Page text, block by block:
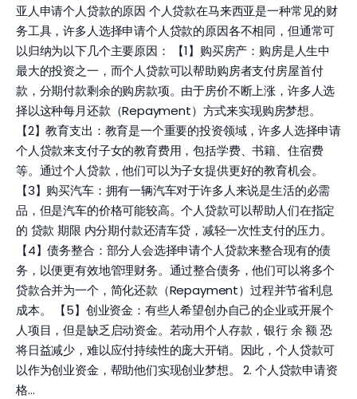
亚人申请个人贷款的原因 个人贷款在马来西亚是一种常见的财
务工具，许多人选择申请个人贷款的原因各不相同，但通常可
以归纳为以下几个主要原因： 【1】购买房产：购房是人生中
最大的投资之一，而个人贷款可以帮助购房者支付房屋首付
款，分期付款剩余的购房款项。由于房价不断上涨，许多人选
择以这种每月还款（Repayment）方式来实现购房梦想。
【2】教育支出：教育是一个重要的投资领域，许多人选择申请
个人贷款来支付子女的教育费用，包括学费、书籍、住宿费
等。通过个人贷款，他们可以为子女提供更好的教育机会。
【3】购买汽车：拥有一辆汽车对于许多人来说是生活的必需
品，但是汽车的价格可能较高。个人贷款可以帮助人们在指定
的 贷款 期限 内分期付款还清车贷，减轻一次性支付的压力。
【4】债务整合：部分人会选择申请个人贷款来整合现有的债
务，以便更有效地管理财务。通过整合债务，他们可以将多个
贷款合并为一个，简化还款（Repayment）过程并节省利息
成本。 【5】创业资金：有些人希望创办自己的企业或开展个
人项目，但是缺乏启动资金。若动用个人存款，银行 余 额 恐
将日益减少，难以应付持续性的庞大开销。因此，个人贷款可
以作为创业资金，帮助他们实现创业梦想。 2. 个人贷款申请资
格…